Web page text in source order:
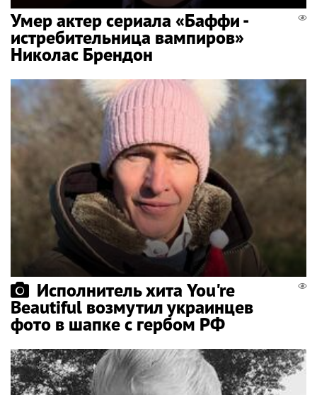
Умер актер сериала «Баффи -
истребительница вампиров»
Николас Брендон
Исполнитель хита You're
Beautiful возмутил украинцев
фото в шапке с гербом РФ